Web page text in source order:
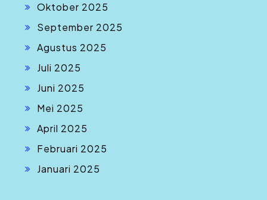
Oktober 2025
September 2025
Agustus 2025
Juli 2025
Juni 2025
Mei 2025
April 2025
Februari 2025
Januari 2025